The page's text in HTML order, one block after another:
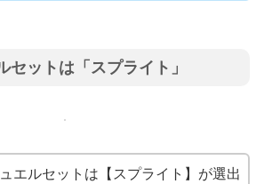
セットは「スプライト」
エルセットは【スプライト】が選出